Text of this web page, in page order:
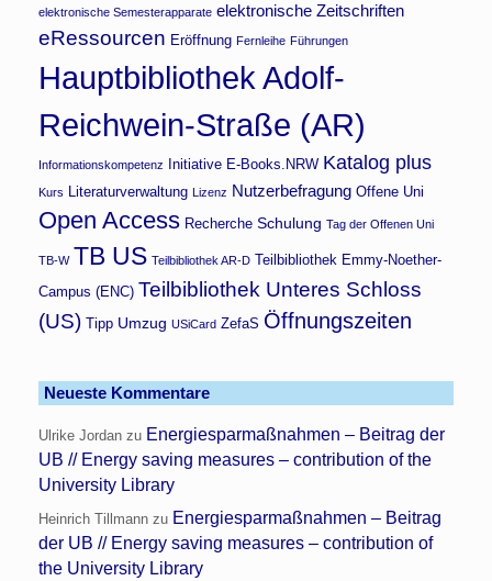
elektronische Semesterapparate elektronische Zeitschriften
eRessourcen Eröffnung Fernleihe Führungen
Hauptbibliothek Adolf-
Reichwein-Straße (AR)
Informationskompetenz Initiative E-Books.NRW Katalog plus
Kurs Literaturverwaltung Lizenz Nutzerbefragung Offene Uni
Open Access Recherche Schulung Tag der Offenen Uni
TB-W TB US Teilbibliothek AR-D Teilbibliothek Emmy-Noether-
Campus (ENC) Teilbibliothek Unteres Schloss
(US)
Tipp Umzug USiCard ZefaS Öffnungszeiten
Neueste Kommentare
Ulrike Jordan zu Energiesparmaßnahmen – Beitrag der
UB // Energy saving measures – contribution of the
University Library
Heinrich Tillmann zu Energiesparmaßnahmen – Beitrag
der UB // Energy saving measures – contribution of
the University Library